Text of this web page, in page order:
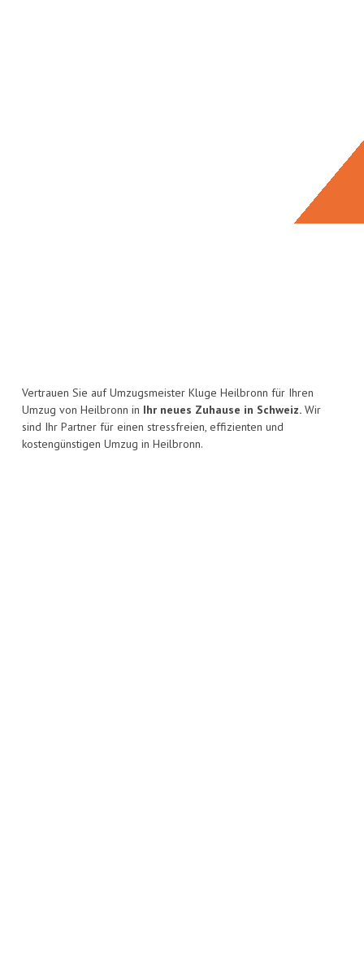
Vertrauen Sie auf Umzugsmeister Kluge Heilbronn für Ihren
Umzug von Heilbronn in Ihr neues Zuhause in Schweiz. Wir
sind Ihr Partner für einen stressfreien, effizienten und
kostengünstigen Umzug in Heilbronn.